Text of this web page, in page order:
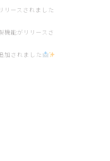
リースされました
機能がリリースさ
加されました